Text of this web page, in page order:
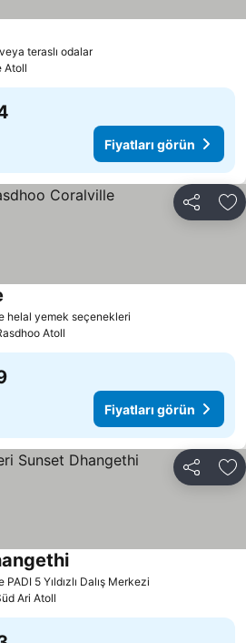
teraslı odalarFiyatları görün
Atoll
Fiyatları görün
Paylaş
helal yemek seçenekleri
Atoll
Fiyatları görün
Paylaş
5 Yıldızlı Dalış Merkezi
Fiyatları görün
Ari Atoll